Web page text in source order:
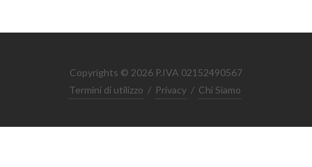
Copyrights © 2026 P.IVA 02152490567
Termini di utilizzo / Privacy / Chi Siamo